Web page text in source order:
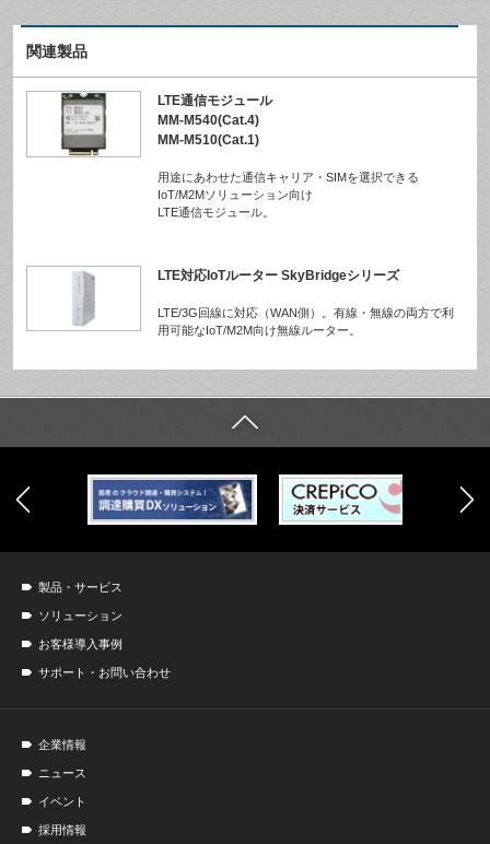
関連製品
LTE通信モジュール
MM-M540(Cat.4)
MM-M510(Cat.1)
用途にあわせた通信キャリア・SIMを選択できる
IoT/M2Mソリューション向け
LTE通信モジュール。
LTE対応IoTルーター SkyBridgeシリーズ
LTE/3G回線に対応（WAN側）。有線・無線の両方で利
用可能なIoT/M2M向け無線ルーター。
製品・サービス
ソリューション
お客様導入事例
サポート・お問い合わせ
企業情報
ニュース
イベント
採用情報